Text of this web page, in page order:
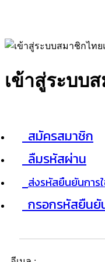
เข้าสู่ระบบ
สมัครสมาชิก
ลืมรหัสผ่าน
ส่งรหัสยืนยันการ
กรอกรหัสยืนยั